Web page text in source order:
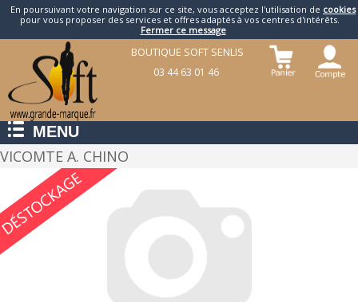
En poursuivant votre navigation sur ce site, vous acceptez l'utilisation de cookies
pour vous proposer des services et offres adaptés à vos centres d'intérêts.
Fermer ce message
BOUTIQUE SOFT SENLIS
03 44 63 01 46
MENU
VICOMTE A. CHINO